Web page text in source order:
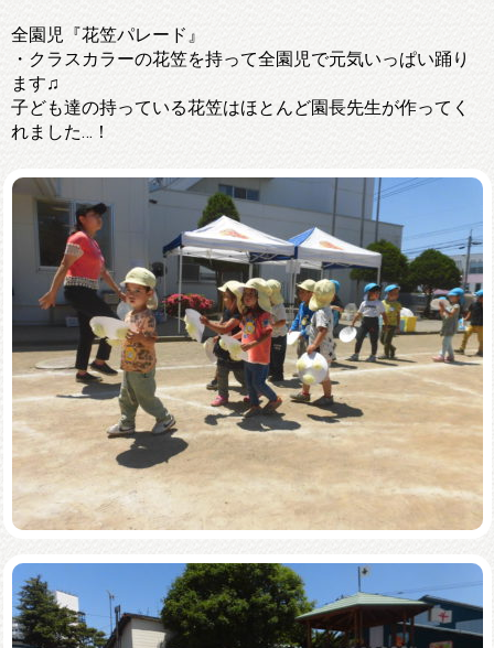
全園児『花笠パレード』
・クラスカラーの花笠を持って全園児で元気いっぱい踊り
ます♫
子ども達の持っている花笠はほとんど園長先生が作ってく
れました…！